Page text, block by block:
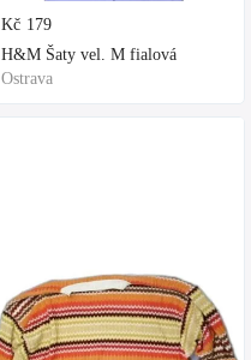
Kč 179
H&M Šaty vel. M fialová
Ostrava